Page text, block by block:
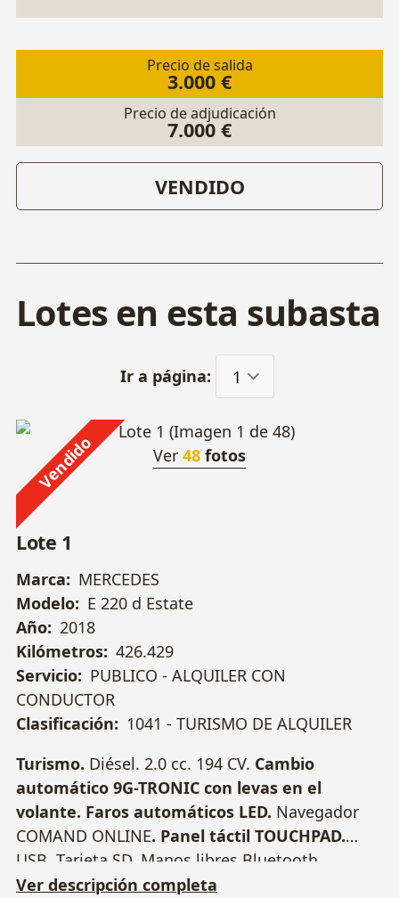
Precio de salida
3.000 €
Precio de adjudicación
7.000 €
VENDIDO
Lotes en esta subasta
Ir a página:
Vendido Ver 48 fotos
Lote 1
Marca: MERCEDES
Modelo: E 220 d Estate
Año: 2018
Kilómetros: 426.429
Servicio: PUBLICO - ALQUILER CON
CONDUCTOR
Clasificación: 1041 - TURISMO DE ALQUILER
Turismo. Diésel. 2.0 cc. 194 CV. Cambio
automático 9G-TRONIC con levas en el
volante. Faros automáticos LED. Navegador
COMAND ONLINE. Panel táctil TOUCHPAD.
USB. Tarjeta SD. Manos libres Bluetooth.
Parktronic delantero y trasero, con cámara
Ver descripción completa